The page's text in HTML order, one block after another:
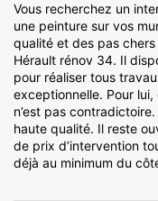
Vous recherchez un
une peinture sur vos
qualité et des pas chers
Hérault rénov 34. Il
pour réaliser tous
exceptionnelle. Pour
n’est pas
haute qualité. Il reste
de prix d’intervention
déjà au minimum du